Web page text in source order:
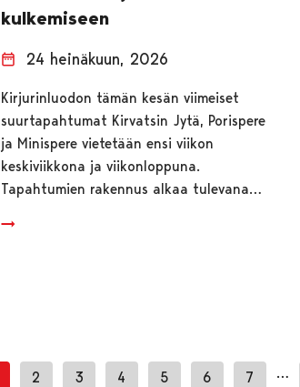
kulkemiseen
24 heinäkuun, 2026
Kirjurinluodon tämän kesän viimeiset
suurtapahtumat Kirvatsin Jytä, Porispere
ja Minispere vietetään ensi viikon
keskiviikkona ja viikonloppuna.
Tapahtumien rakennus alkaa tulevana…
2 3 4 5 6 7 …